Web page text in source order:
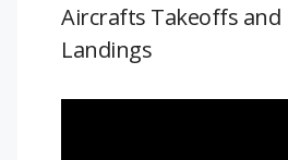
Aircrafts Takeoffs and
Landings